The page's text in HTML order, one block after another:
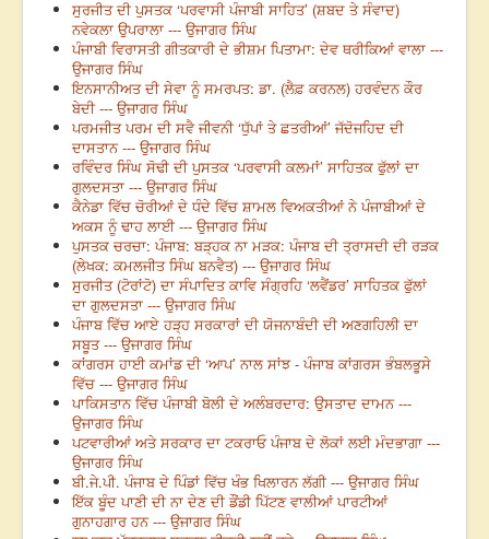
ਸੁਰਜੀਤ ਦੀ ਪੁਸਤਕ ‘ਪਰਵਾਸੀ ਪੰਜਾਬੀ ਸਾਹਿਤ’ (ਸ਼ਬਦ ਤੇ ਸੰਵਾਦ)
ਨਵੇਕਲਾ ਉਪਰਾਲਾ --- ਉਜਾਗਰ ਸਿੰਘ
ਪੰਜਾਬੀ ਵਿਰਾਸਤੀ ਗੀਤਕਾਰੀ ਦੇ ਭੀਸ਼ਮ ਪਿਤਾਮਾ: ਦੇਵ ਥਰੀਕਿਆਂ ਵਾਲਾ ---
ਉਜਾਗਰ ਸਿੰਘ
ਇਨਸਾਨੀਅਤ ਦੀ ਸੇਵਾ ਨੂੰ ਸਮਰਪਤ: ਡਾ. (ਲੈਫ਼ ਕਰਨਲ) ਹਰਵੰਦਨ ਕੌਰ
ਬੇਦੀ --- ਉਜਾਗਰ ਸਿੰਘ
ਪਰਮਜੀਤ ਪਰਮ ਦੀ ਸਵੈ ਜੀਵਨੀ ‘ਧੁੱਪਾਂ ਤੇ ਛਤਰੀਆਂ’ ਜੱਦੋਜਹਿਦ ਦੀ
ਦਾਸਤਾਨ --- ਉਜਾਗਰ ਸਿੰਘ
ਰਵਿੰਦਰ ਸਿੰਘ ਸੋਢੀ ਦੀ ਪੁਸਤਕ ‘ਪਰਵਾਸੀ ਕਲਮਾਂ’ ਸਾਹਿਤਕ ਫੁੱਲਾਂ ਦਾ
ਗੁਲਦਸਤਾ --- ਉਜਾਗਰ ਸਿੰਘ
ਕੈਨੇਡਾ ਵਿੱਚ ਚੋਰੀਆਂ ਦੇ ਧੰਦੇ ਵਿੱਚ ਸ਼ਾਮਲ ਵਿਅਕਤੀਆਂ ਨੇ ਪੰਜਾਬੀਆਂ ਦੇ
ਅਕਸ ਨੂੰ ਢਾਹ ਲਾਈ --- ਉਜਾਗਰ ਸਿੰਘ
ਪੁਸਤਕ ਚਰਚਾ: ਪੰਜਾਬ: ਬੜ੍ਹਕ ਨਾ ਮੜਕ: ਪੰਜਾਬ ਦੀ ਤ੍ਰਾਸਦੀ ਦੀ ਰੜਕ
(ਲੇਖਕ: ਕਮਲਜੀਤ ਸਿੰਘ ਬਨਵੈਤ) --- ਉਜਾਗਰ ਸਿੰਘ
ਸੁਰਜੀਤ (ਟੋਰਾਂਟੋ) ਦਾ ਸੰਪਾਦਿਤ ਕਾਵਿ ਸੰਗ੍ਰਹਿ ‘ਲਵੈਂਡਰ’ ਸਾਹਿਤਕ ਫੁੱਲਾਂ
ਦਾ ਗੁਲਦਸਤਾ --- ਉਜਾਗਰ ਸਿੰਘ
ਪੰਜਾਬ ਵਿੱਚ ਆਏ ਹੜ੍ਹ ਸਰਕਾਰਾਂ ਦੀ ਯੋਜਨਾਬੰਦੀ ਦੀ ਅਣਗਹਿਲੀ ਦਾ
ਸਬੂਤ --- ਉਜਾਗਰ ਸਿੰਘ
ਕਾਂਗਰਸ ਹਾਈ ਕਮਾਂਡ ਦੀ ‘ਆਪ’ ਨਾਲ ਸਾਂਝ - ਪੰਜਾਬ ਕਾਂਗਰਸ ਭੰਬਲਭੂਸੇ
ਵਿੱਚ --- ਉਜਾਗਰ ਸਿੰਘ
ਪਾਕਿਸਤਾਨ ਵਿੱਚ ਪੰਜਾਬੀ ਬੋਲੀ ਦੇ ਅਲੰਬਰਦਾਰ: ਉਸਤਾਦ ਦਾਮਨ ---
ਉਜਾਗਰ ਸਿੰਘ
ਪਟਵਾਰੀਆਂ ਅਤੇ ਸਰਕਾਰ ਦਾ ਟਕਰਾਓ ਪੰਜਾਬ ਦੇ ਲੋਕਾਂ ਲਈ ਮੰਦਭਾਗਾ ---
ਉਜਾਗਰ ਸਿੰਘ
ਬੀ.ਜੇ.ਪੀ. ਪੰਜਾਬ ਦੇ ਪਿੰਡਾਂ ਵਿੱਚ ਖੰਭ ਖਿਲਾਰਨ ਲੱਗੀ --- ਉਜਾਗਰ ਸਿੰਘ
ਇੱਕ ਬੂੰਦ ਪਾਣੀ ਦੀ ਨਾ ਦੇਣ ਦੀ ਡੌਂਡੀ ਪਿੱਟਣ ਵਾਲੀਆਂ ਪਾਰਟੀਆਂ
ਗੁਨਾਹਗਾਰ ਹਨ --- ਉਜਾਗਰ ਸਿੰਘ